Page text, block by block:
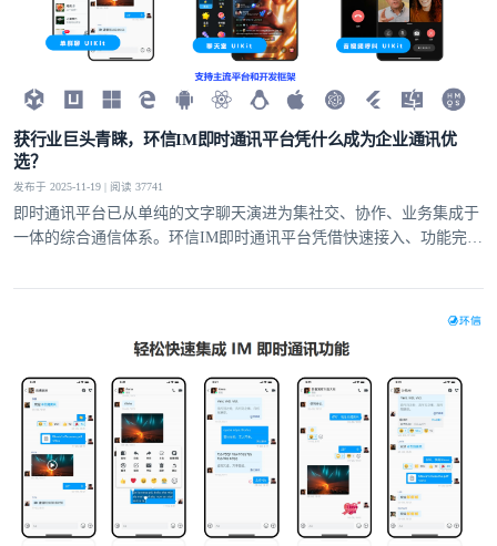
获行业巨头青睐，环信IM即时通讯平台凭什么成为企业通讯优
选？
发布于 2025-11-19 | 阅读 37741
即时通讯平台已从单纯的文字聊天演进为集社交、协作、业务集成于
一体的综合通信体系。环信IM即时通讯平台凭借快速接入、功能完
为各类企业构建核心通讯能力的优选的合作伙伴。